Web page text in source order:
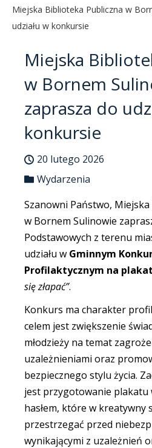
Miejska Biblioteka Publiczna w
udziału w konkursie
Miejska
w Bornem
zaprasza do
konkursie
20 lutego 2026
Wydarzenia
Szanowni Państwo,
w Bornem Sulinowie
Podstawowych z terenu
udziału w Gminnym
Profilaktycznym na plakat
się złapać”.
Konkurs ma charakter
celem jest zwiększenie
młodzieży na temat
uzależnieniami oraz
bezpiecznego stylu życia.
jest przygotowanie plakatu
hasłem, które w kreatywny
przestrzegać przed
wynikającymi z uzależnień